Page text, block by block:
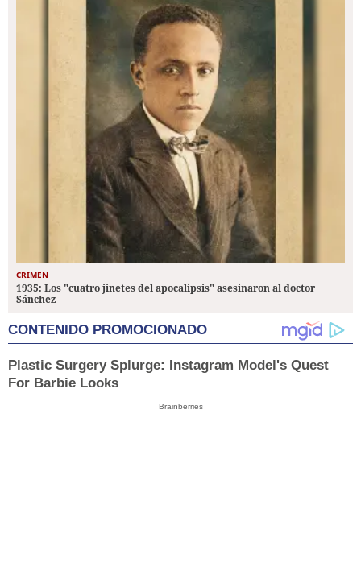
CRIMEN
1935: Los "cuatro jinetes del apocalipsis" asesinaron al doctor
Sánchez
CONTENIDO PROMOCIONADO
Plastic Surgery Splurge: Instagram Model's Quest
For Barbie Looks
Brainberries